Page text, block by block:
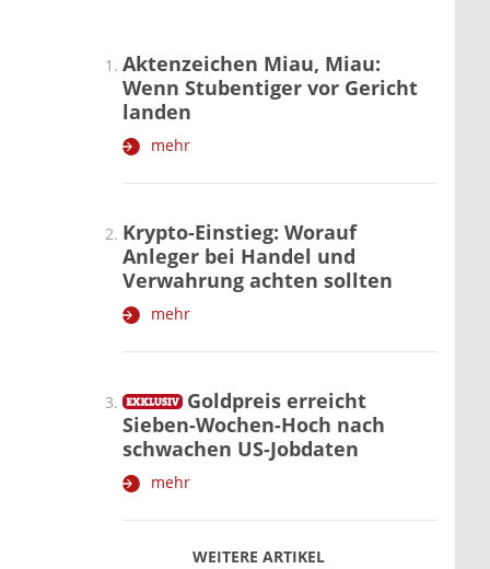
WEITERE ARTIKEL
zurückweiter
Aktenzeichen Miau, Miau:
Wenn Stubentiger vor Gericht
landen
mehr
Krypto-Einstieg: Worauf
Anleger bei Handel und
Verwahrung achten sollten
mehr
Goldpreis erreicht
Sieben-Wochen-Hoch nach
schwachen US-Jobdaten
mehr